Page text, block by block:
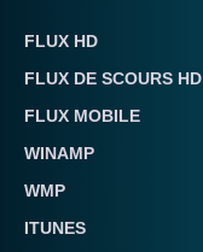
FLUX HD
FLUX DE SCOURS HD
FLUX MOBILE
WINAMP
WMP
ITUNES